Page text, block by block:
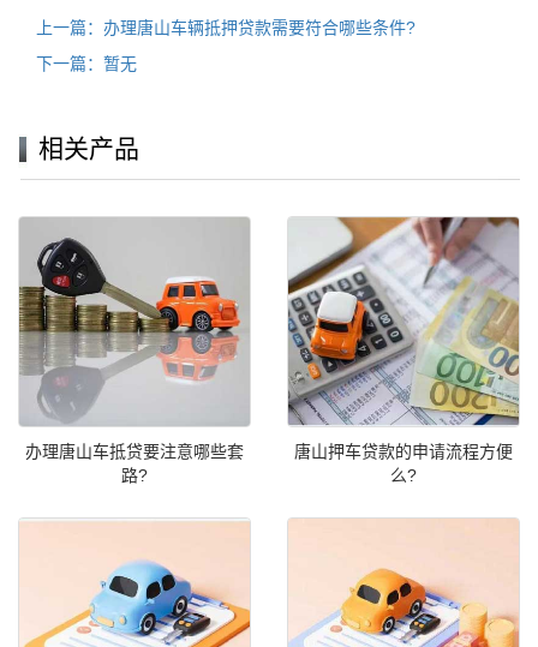
上一篇：办理唐山车辆抵押贷款需要符合哪些条件?
下一篇：暂无
相关产品
办理唐山车抵贷要注意哪些套
路?
唐山押车贷款的申请流程方便
么?